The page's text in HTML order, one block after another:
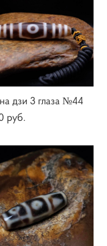
дзи 3 глаза №44
pуб.